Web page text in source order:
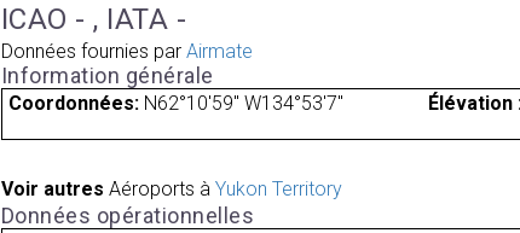
ICAO - , IATA -
Données fournies par Airmate
Information générale
Coordonnées: N62°10'59" W134°53'7" Élévation
Voir autres Aéroports à Yukon Territory
Données opérationnelles